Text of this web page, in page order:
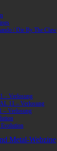
/ Die By The Claw
– Verlosung
11 – Verlosung
– Verlosung
Metal-Webzine